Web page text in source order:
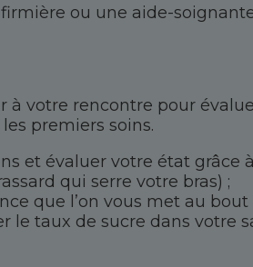
ou une aide-
à votre rencontre pour
premiers soins.
et évaluer votre état grâce
qui serre votre bras) ;
que l’on vous met au bout
le taux de sucre dans votre